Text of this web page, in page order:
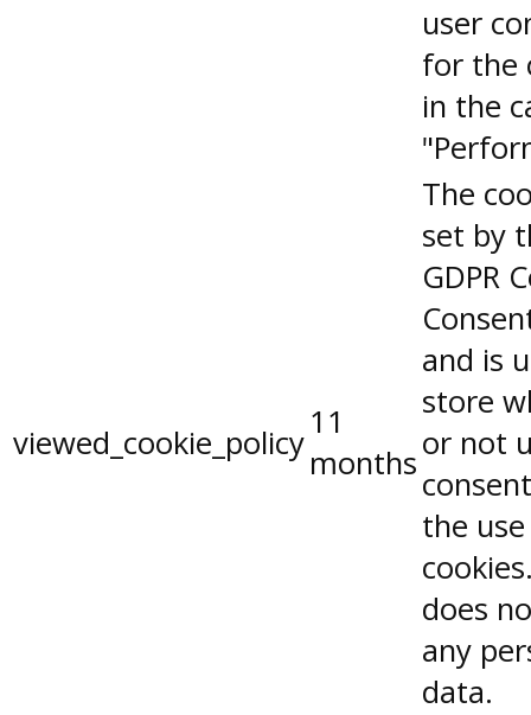
user
for the
in the
viewed_cookie_policy
11
months
The
set by
GDPR
and is
store
or not
the
does
any
data.